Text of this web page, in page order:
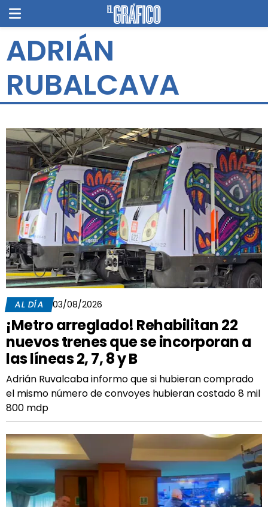
ADRIÁN
RUBALCAVA
AL DÍA 03/08/2026
¡Metro arreglado! Rehabilitan 22
nuevos trenes que se incorporan a
las líneas 2, 7, 8 y B
Adrián Ruvalcaba informo que si hubieran comprado
el mismo número de convoyes hubieran costado 8 mil
800 mdp